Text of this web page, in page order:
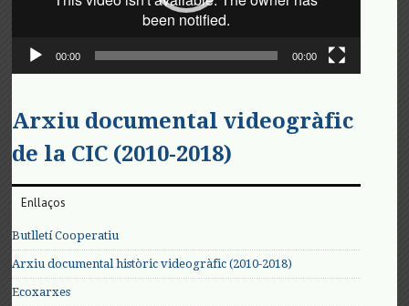
00:00 00:00
Arxiu documental videogràfic
de la CIC (2010-2018)
Enllaços
Butlletí Cooperatiu
Arxiu documental històric videogràfic (2010-2018)
Ecoxarxes